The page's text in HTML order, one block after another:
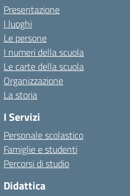
Presentazione
I luoghi
Le persone
I numeri della scuola
Le carte della scuola
Organizzazione
La storia
I Servizi
Personale scolastico
Famiglie e studenti
Percorsi di studio
Didattica